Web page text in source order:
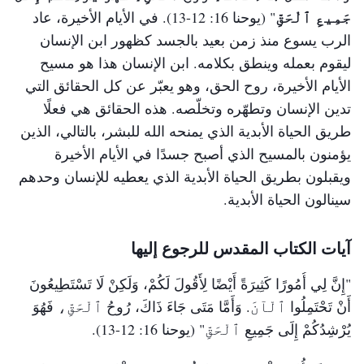
ارتداه روح الله. هذا الجسد لا يُشبه أي إنسان من جسدٍ.
هذا الاختلاف هو بسبب أن المسيح ليس من لحمٍ ودمٍ؛ بل
إنه تَجسُّد الروح. له طبيعة بشرية عادية ولاهوت كامل.
لاهوته لا يمتلكه أي إنسان. تحتفظ طبيعته البشرية بكل
أنشطته الطبيعية في الجسد، في الوقت الذي يضطلع فيه
لاهوته بعمل الله نفسه. وسواء أكانت طبيعته البشرية أم
لاهوته، فكلاهما يخضعان لإرادة الآب السماوي. إن جوهر
المسيح هو الروح، أي اللاهوت. لذلك، فإن جوهره من
أن يفعل ما يدمّر عمله، كما أنه لن ينطق بأي كلمات
تتعارض مع مشيئته الخاصة. لهذا، لن يفعل الله المُتجسِّد
أبدًا أي عمل يعطّل تدبيره. هذا ما يجب أن يفهمه كل
الناس. إن جوهر عمل الروح القدس هو خلاص الإنسان،
وهذا لأجل تنفيذ تدبير الله. وبالمثل، فإن عمل المسيح هو
جَمِيعِ ٱلْحَقِّ" (يوحنا 16: 12-13)
. في الأيام الأخيرة، عاد
الرب يسوع منذ زمن بعيد بالجسد كظهور ابن الإنسان
ليقوم بعمله وينطق بكلامه. ابن الإنسان هذا هو مسيح
الأيام الأخيرة، روح الحق، وهو يعبّر عن كل الحقائق التي
تدين الإنسان وتطهّره وتخلّصه. هذه الحقائق هي فعلًا
طريق الحياة الأبدية الذي يمنحه الله للبشر، بالتالي، الذين
يؤمنون بالمسيح الذي أصبح جسدًا في الأيام الأخيرة
ويقبلون بطريق الحياة الأبدية الذي يعطيه للإنسان وحدهم
سينالون الحياة الأبدية.
آيات الكتاب المقدس للرجوع إليها
"إِنَّ لِي أُمُورًا كَثِيرَةً أَيْضًا لِأَقُولَ لَكُمْ، وَلَكِنْ لَا تَسْتَطِيعُونَ
أَنْ تَحْتَمِلُوا ٱلْآنَ. وَأَمَّا مَتَى جَاءَ ذَاكَ، رُوحُ ٱلْحَقِّ، فَهُوَ
يُرْشِدُكُمْ إِلَى جَمِيعِ ٱلْحَقِّ" (يوحنا 16: 12-13) .